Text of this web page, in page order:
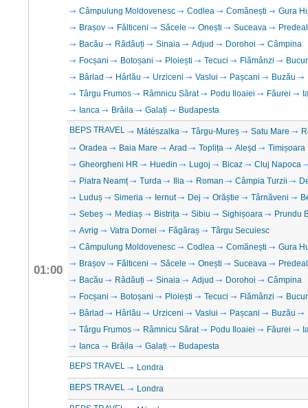
01:00
Câmpulung Moldovenesc
Codlea Comănești
Gura
Brașov
Fălticeni Săcele Onești Suceava
Predeal
Bacău
Rădăuți Sinaia Adjud Dorohoi
Câmpina
Focșani
Botoșani Ploiești Tecuci Flămânzi
Bârlad
Hârlău Urziceni Vaslui Pașcani Buzău
Târgu Frumos
Râmnicu Sărat Podu Iloaiei Făurei
Ianca
Brăila Galați Budapesta
BEPS TRAVEL Mátészalka Târgu-Mureș Satu Mare
Oradea
Baia Mare Arad Toplița Aleșd
Timișoara
Gheorgheni HR
Huedin Lugoj Bicaz
Cluj Napoca
Piatra Neamț
Turda Ilia Roman Câmpia Turzii
Luduș
Simeria Iernut Dej Orăștie Târnăveni
Sebeș
Mediaș Bistrița Sibiu Sighișoara
Prundu
Avrig
Vatra Dornei Făgăraș
Târgu Secuiesc
Câmpulung Moldovenesc
Codlea Comănești
Gura
Brașov
Fălticeni Săcele Onești Suceava
Predeal
Bacău
Rădăuți Sinaia Adjud Dorohoi
Câmpina
Focșani
Botoșani Ploiești Tecuci Flămânzi
Bârlad
Hârlău Urziceni Vaslui Pașcani Buzău
Târgu Frumos
Râmnicu Sărat Podu Iloaiei Făurei
Ianca
Brăila Galați Budapesta
BEPS TRAVEL Londra
BEPS TRAVEL Londra